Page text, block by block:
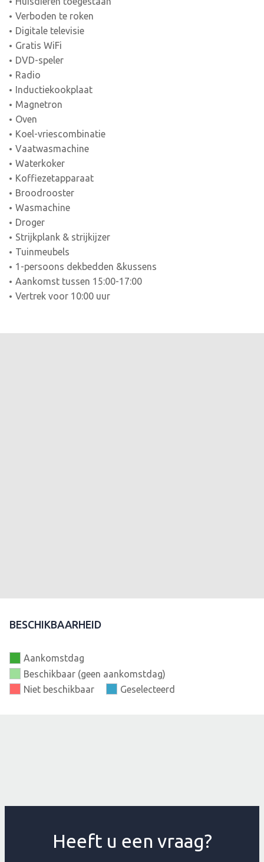
Verboden te roken
Digitale televisie
Gratis WiFi
DVD-speler
Radio
Inductiekookplaat
Magnetron
Oven
Koel-vriescombinatie
Vaatwasmachine
Waterkoker
Koffiezetapparaat
Broodrooster
Wasmachine
Droger
Strijkplank & strijkijzer
Tuinmeubels
1-persoons dekbedden &kussens
Aankomst tussen 15:00-17:00
Vertrek voor 10:00 uur
BESCHIKBAARHEID
Aankomstdag
Beschikbaar (geen aankomstdag)
Niet beschikbaar
Geselecteerd
Heeft u een vraag?